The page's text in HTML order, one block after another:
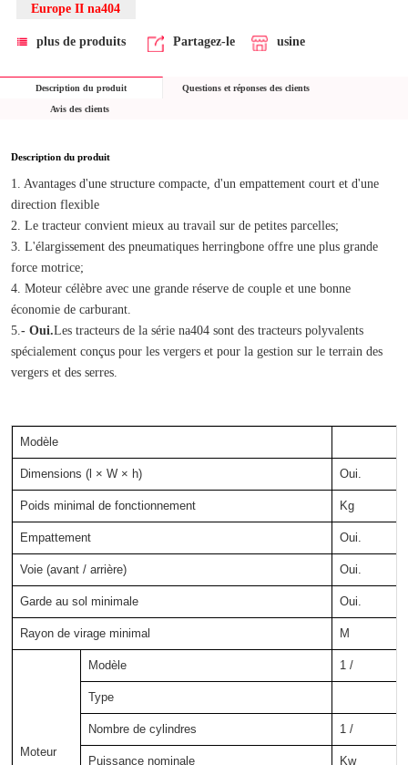
Europe II na404
plus de produits Partagez-le usine
Description du produit Questions et réponses des clients
Avis des clients
Description du produit
1. Avantages d'une structure compacte, d'un empattement court et d'une
direction flexible
2. Le tracteur convient mieux au travail sur de petites parcelles;
3. L'élargissement des pneumatiques herringbone offre une plus grande
force motrice;
4. Moteur célèbre avec une grande réserve de couple et une bonne
économie de carburant.
5. - Oui.Les tracteurs de la série na404 sont des tracteurs polyvalents
spécialement conçus pour les vergers et pour la gestion sur le terrain des
vergers et des serres.
Modèle
Dimensions (l × W × h) Oui.
Poids minimal de fonctionnement Kg
Empattement Oui.
Voie (avant / arrière) Oui.
Garde au sol minimale Oui.
Rayon de virage minimal M
Moteur
Modèle 1 /
Type
Nombre de cylindres 1 /
Puissance nominale Kw